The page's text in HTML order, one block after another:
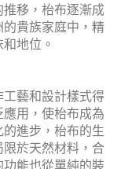
移，枱布逐漸成
貴族家庭中，精
地位。
藝和設計樣式得
用，使枱布成為
進步，枱布的生
於天然材料，合
能也從單純的裝